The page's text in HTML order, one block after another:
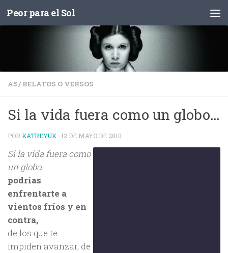
Saltar al contenido
Peor para el Sol
A5/ RELATOS O VERSOS
Si la vida fuera como un globo…
POR KATREYUK · 12 DE MAYO DE 2010
Si la vida fuera como
un globo,
podrías
enfrentarte a
vientos fríos y en
contra,
de los que te
impiden avanzar, de